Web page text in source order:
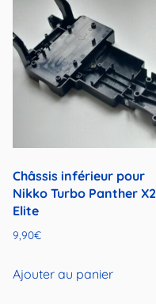
Châssis inférieur pour
Nikko Turbo Panther X2
Elite
9,90€
Ajouter au panier